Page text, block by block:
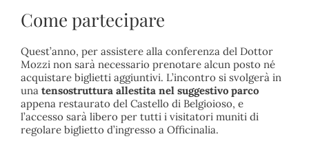
Come partecipare
Quest’anno, per assistere alla conferenza del Dottor
Mozzi non sarà necessario prenotare alcun posto né
acquistare biglietti aggiuntivi. L’incontro si svolgerà in
una tensostruttura allestita nel suggestivo parco
appena restaurato del Castello di Belgioioso, e
l’accesso sarà libero per tutti i visitatori muniti di
regolare biglietto d’ingresso a Officinalia.